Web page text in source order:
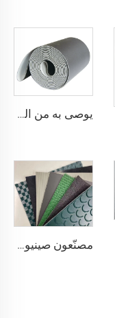
يوصى به من المصنّع: كونتر دفع في السوبرماركت مزود بسيور نقل، سيور نقل ذات استقرار عالي في السرعة، من مادة البولي يوريثان (PU)
مصنّعون صينيون لمصانع التصنيع حسب الطلب لأنواع pu وpvc وpvk من أحزمة النقل البوليسترية